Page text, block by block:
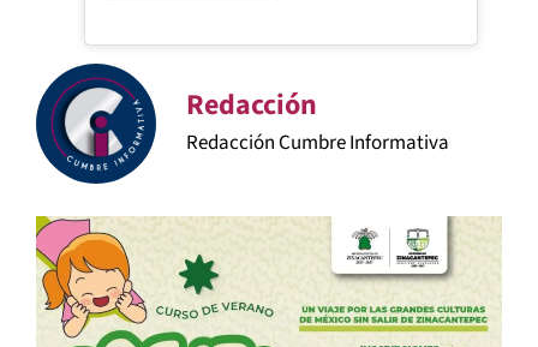
Redacción
Redacción Cumbre Informativa